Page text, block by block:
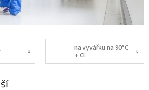
na vyvářku na 90°C
+ Cl